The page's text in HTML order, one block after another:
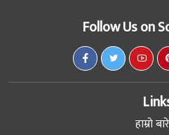
Follow Us on
हाम्रो